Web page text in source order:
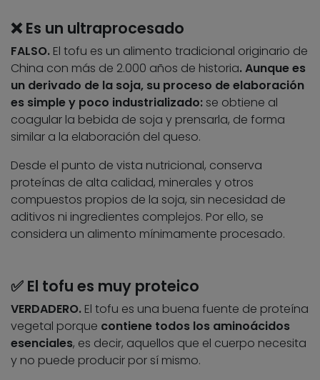
❌ Es un ultraprocesado
FALSO. El tofu es un alimento tradicional originario de
China con más de 2.000 años de historia. Aunque es
un derivado de la soja, su proceso de elaboración
es simple y poco industrializado: se obtiene al
coagular la bebida de soja y prensarla, de forma
similar a la elaboración del queso.
Desde el punto de vista nutricional, conserva
proteínas de alta calidad, minerales y otros
compuestos propios de la soja, sin necesidad de
aditivos ni ingredientes complejos. Por ello, se
considera un alimento mínimamente procesado.
✅ El tofu es muy proteico
VERDADERO. El tofu es una buena fuente de proteína
vegetal porque contiene todos los aminoácidos
esenciales, es decir, aquellos que el cuerpo necesita
y no puede producir por sí mismo.